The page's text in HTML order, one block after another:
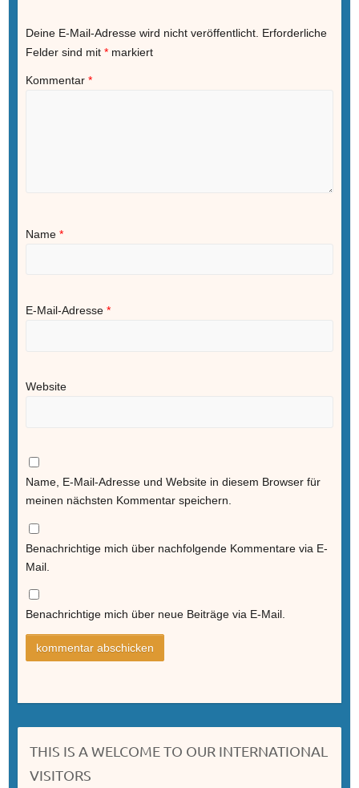
Deine E-Mail-Adresse wird nicht veröffentlicht. Erforderliche
Felder sind mit *markiert
Kommentar *
Name *
E-Mail-Adresse *
Website
Name, E-Mail-Adresse und Website in diesem Browser für
meinen nächsten Kommentar speichern.
Benachrichtige mich über nachfolgende Kommentare via E-
Mail.
Benachrichtige mich über neue Beiträge via E-Mail.
THIS IS A WELCOME TO OUR INTERNATIONAL
VISITORS